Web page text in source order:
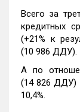
Всего за
кредитных
(+21% к
(10 986 ДДУ).
А по
(14 826 ДДУ)
10,4%.